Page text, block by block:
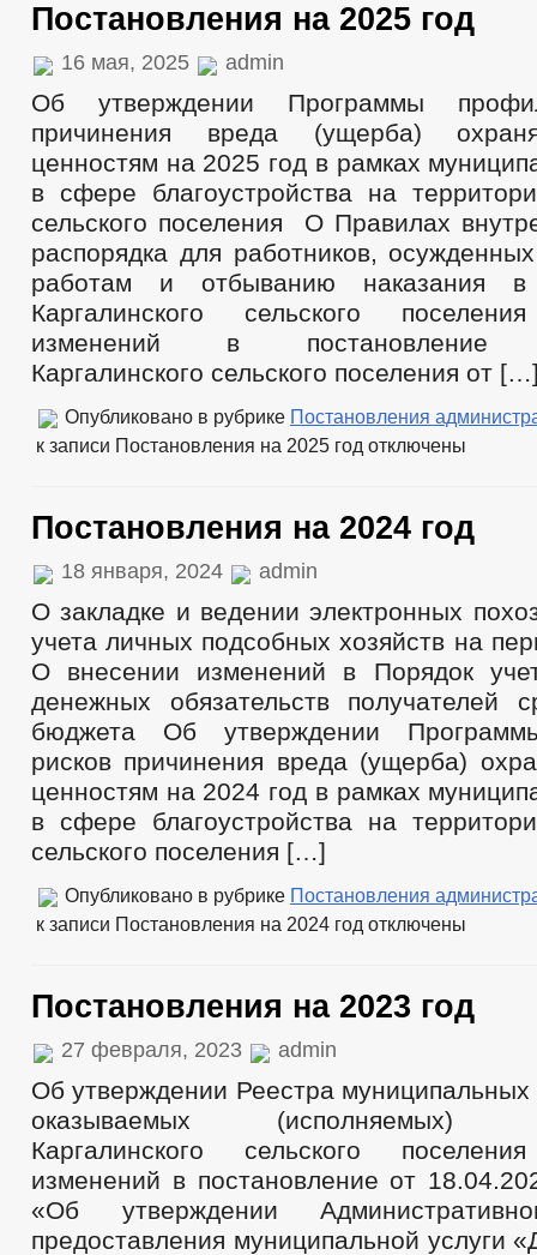
Постановления на 2025 год
16 мая, 2025 admin
Об утверждении Программы
причинения вреда (ущерба)
ценностям на 2025 год в рамках
в сфере благоустройства на
сельского поселения О Правилах
распорядка для работников,
работам и отбыванию наказания в
Каргалинского сельского
изменений в постановление
Каргалинского сельского поселения от
Опубликовано в рубрике Постановления
к записи Постановления на 2025 год отключены
Постановления на 2024 год
18 января, 2024 admin
О закладке и ведении электронных
учета личных подсобных хозяйств на
О внесении изменений в Порядок
денежных обязательств получателей
бюджета Об утверждении
рисков причинения вреда (ущерба)
ценностям на 2024 год в рамках
в сфере благоустройства на
сельского поселения […]
Опубликовано в рубрике Постановления
к записи Постановления на 2024 год отключены
Постановления на 2023 год
27 февраля, 2023 admin
Об утверждении Реестра муниципальных
оказываемых (исполняемых)
Каргалинского сельского
изменений в постановление от
«Об утверждении
предоставления муниципальной услуги